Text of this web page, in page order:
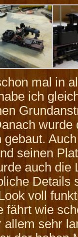
mal in
ich
wurde
seinen
auch die
Details
voll
fährt wie
allem sehr